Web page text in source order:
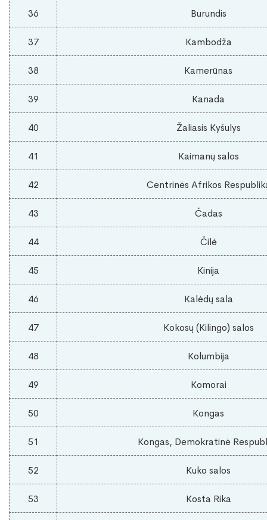
36 Burundis
37 Kambodža
38 Kamerūnas
39 Kanada
40 Žaliasis Kyšulys
41 Kaimanų salos
42 Centrinės Afrikos
43 Čadas
44 Čilė
45 Kinija
46 Kalėdų sala
47 Kokosų (Kilingo) salos
48 Kolumbija
49 Komorai
50 Kongas
51 Kongas, Demokratinė
52 Kuko salos
53 Kosta Rika